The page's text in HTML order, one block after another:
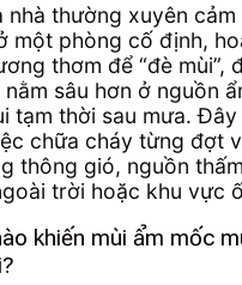
nhà thường xuyên
một phòng cố định,
thơm để “đè mùi”,
sâu hơn ở nguồn
tạm thời sau mưa.
chữa cháy từng đợt
thông gió, nguồn
trời hoặc khu vực
khiến mùi ẩm mốc